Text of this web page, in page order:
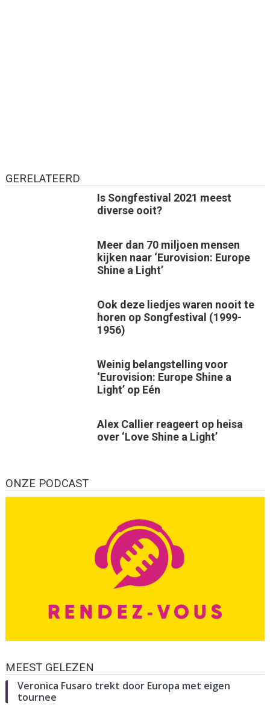
GERELATEERD
Is Songfestival 2021 meest
diverse ooit?
Meer dan 70 miljoen mensen
kijken naar ‘Eurovision: Europe
Shine a Light’
Ook deze liedjes waren nooit te
horen op Songfestival (1999-
1956)
Weinig belangstelling voor
‘Eurovision: Europe Shine a
Light’ op Eén
Alex Callier reageert op heisa
over ‘Love Shine a Light’
ONZE PODCAST
MEEST GELEZEN
Veronica Fusaro trekt door Europa met eigen
tournee